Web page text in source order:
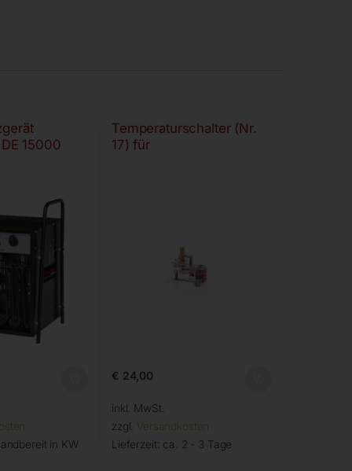
15000
in KW
Temperaturschalter (Nr.
17) für
€ 24,00
inkl. MwSt.
zzgl. Versandkosten
Lieferzeit: ca. 2 - 3 Tage